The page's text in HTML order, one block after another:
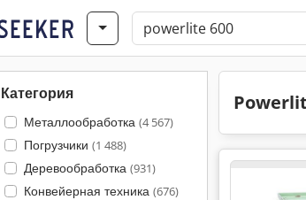
Категория
Металлообработка (4 567)
Погрузчики (1 488)
Деревообработка (931)
Конвейерная техника (676)